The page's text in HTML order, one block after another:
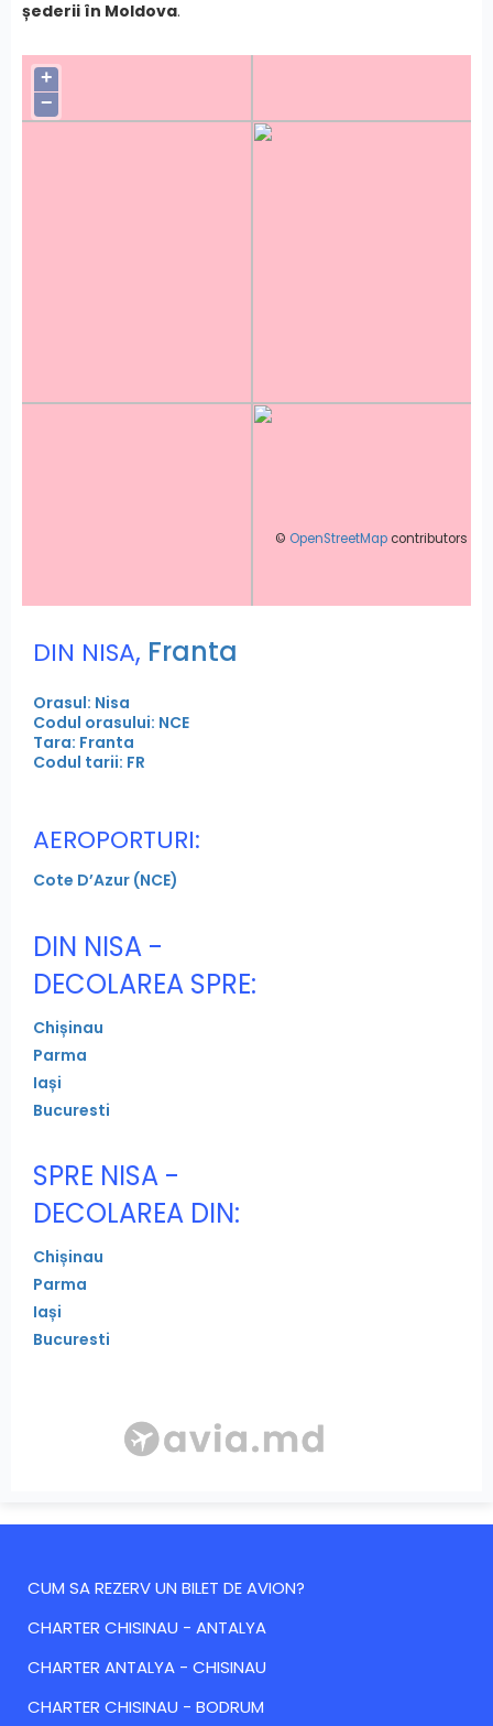
șederii în Moldova.
+
−
© OpenStreetMap contributors
DIN NISA, Franta
Orasul: Nisa
Codul orasului: NCE
Tara: Franta
Codul tarii: FR
AEROPORTURI:
Cote D’Azur (NCE)
DIN NISA -
DECOLAREA SPRE:
Chișinau
Parma
Iași
Bucuresti
SPRE NISA -
DECOLAREA DIN:
Chișinau
Parma
Iași
Bucuresti
CUM SA REZERV UN BILET DE AVION?
CHARTER CHISINAU - ANTALYA
CHARTER ANTALYA - CHISINAU
CHARTER CHISINAU - BODRUM